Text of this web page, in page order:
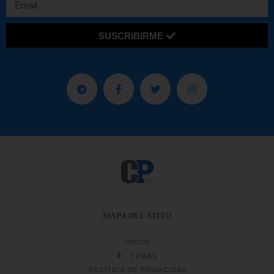
SUSCRIBIRME
MAPA DEL SITIO
INICIO
TEMAS
POLÍTICA DE PRIVACIDAD